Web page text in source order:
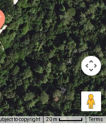
to copyright 20 m Terms